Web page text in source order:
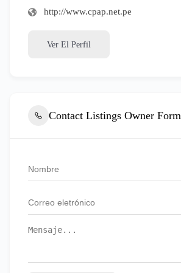
http://www.cpap.net.pe
Ver El Perfil
Contact Listings Owner Form